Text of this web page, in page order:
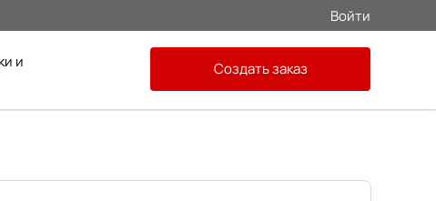
Войти
и
Создать заказ